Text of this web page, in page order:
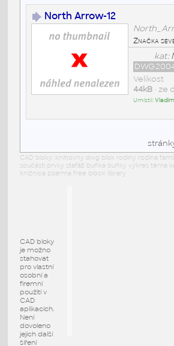
North Arrow-12
Značka
kat:
Velikost
44kB• ze
Umístil:
CAD bloky: knihovny dwg blok rodiny rodina
součásti prvky stafáž buňka buňky výkres téma
knižnica zdarma free block library
CAD bloky
je možno
stahovat
pro vlastní
osobní a
firemní
použití v
CAD
aplikacích.
Není
dovoleno
jejich další
šíření